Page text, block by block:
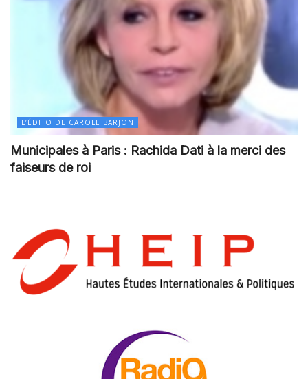
L’ÉDITO DE CAROLE BARJON
Municipales à Paris : Rachida Dati à la merci des
faiseurs de roi